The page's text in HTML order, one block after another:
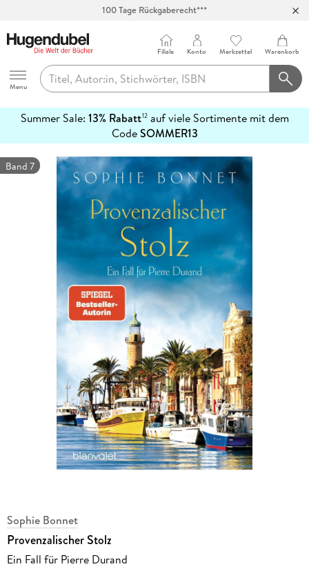
Abholung in über 100 Filialen
Hugendubel
Menu
Filiale Konto Merkzettel Warenkorb
Summer Sale: 13% Rabatt12auf viele Sortimente mit dem
CodeSOMMER13
erfahren
Band 7
Sophie Bonnet
Provenzalischer Stolz
Ein Fall für Pierre Durand